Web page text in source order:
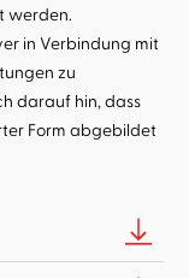
werden.
in Verbindung mit
zu
darauf hin, dass
Form abgebildet